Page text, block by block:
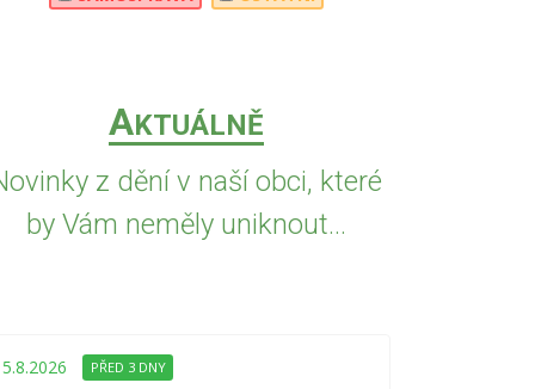
AKTUÁLNĚ
z dění v naší obci, které
by Vám neměly uniknout...
5.8.2026 PŘED 3 DNY